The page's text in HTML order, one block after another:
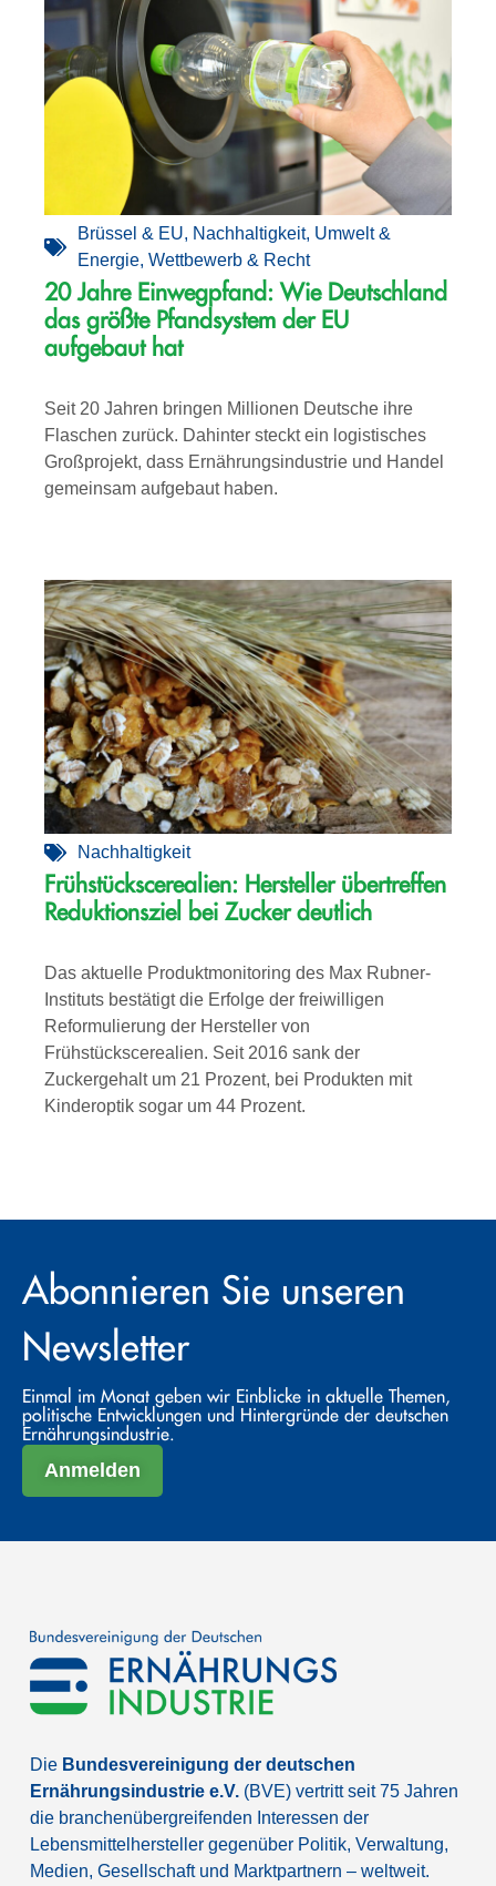
Brüssel & EU, Nachhaltigkeit, Umwelt &
Energie, Wettbewerb & Recht
20 Jahre Einwegpfand: Wie Deutschland
das größte Pfandsystem der EU
aufgebaut hat
Seit 20 Jahren bringen Millionen Deutsche ihre
Flaschen zurück. Dahinter steckt ein logistisches
Großprojekt, dass Ernährungsindustrie und Handel
gemeinsam aufgebaut haben.
Nachhaltigkeit
Frühstückscerealien: Hersteller übertreffen
Reduktionsziel bei Zucker deutlich
Das aktuelle Produktmonitoring des Max Rubner-
Instituts bestätigt die Erfolge der freiwilligen
Reformulierung der Hersteller von
Frühstückscerealien. Seit 2016 sank der
Zuckergehalt um 21 Prozent, bei Produkten mit
Kinderoptik sogar um 44 Prozent.
Abonnieren Sie unseren
Newsletter
Einmal im Monat geben wir Einblicke in aktuelle Themen,
politische Entwicklungen und Hintergründe der deutschen
Ernährungsindustrie.
Anmelden
Die Bundesvereinigung der deutschen
Ernährungsindustrie e.V. (BVE) vertritt seit 75 Jahren
die branchenübergreifenden Interessen der
Lebensmittelhersteller gegenüber Politik, Verwaltung,
Medien, Gesellschaft und Marktpartnern – weltweit.